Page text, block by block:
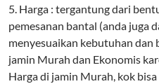
5. Harga : tergantung dari
pemesanan bantal (anda juga
menyesuaikan kebutuhan dan
jamin Murah dan Ekonomis
Harga di jamin Murah, kok